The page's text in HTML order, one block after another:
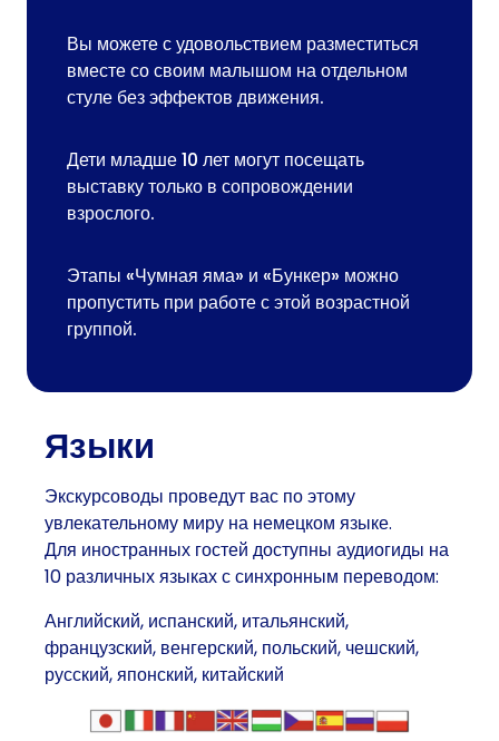
Вы можете с удовольствием разместиться
вместе со своим малышом на отдельном
стуле без эффектов движения.
Дети младше 10 лет могут посещать
выставку только в сопровождении
взрослого.
Этапы «Чумная яма» и «Бункер» можно
пропустить при работе с этой возрастной
группой.
Языки
Экскурсоводы проведут вас по этому
увлекательному миру на немецком языке.
Для иностранных гостей доступны аудиогиды на
10 различных языках с синхронным переводом:
Английский, испанский, итальянский,
французский, венгерский, польский, чешский,
русский, японский, китайский